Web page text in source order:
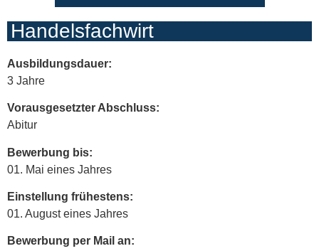
Handelsfachwirt
Ausbildungsdauer:
3 Jahre
Vorausgesetzter Abschluss:
Abitur
Bewerbung bis:
01. Mai eines Jahres
Einstellung frühestens:
01. August eines Jahres
Bewerbung per Mail an: